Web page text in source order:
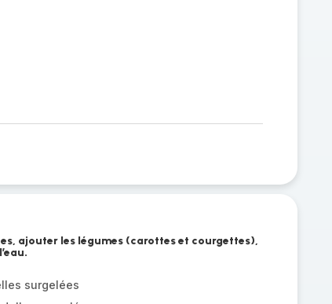
ajouter les légumes (carottes et courgettes),
surgelées